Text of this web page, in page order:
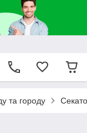
та городу